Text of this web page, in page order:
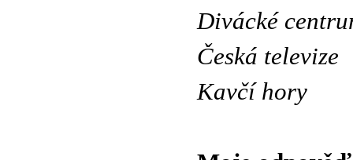
Divácké
Česká televize
Kavčí hory